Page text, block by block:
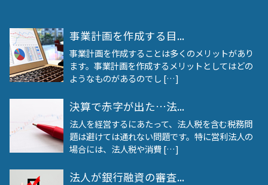
事業計画を作成する目...
事業計画を作成することは多くのメリットがあり
ます。事業計画を作成するメリットとしてはどの
ようなものがあるのでし […]
決算で赤字が出た…法...
法人を経営するにあたって、法人税を含む税務問
題は避けては通れない問題です。特に営利法人の
場合には、法人税や消費 […]
法人が銀行融資の審査...